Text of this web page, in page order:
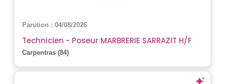
Parution : 04/08/2026
Technicien - Poseur MARBRERIE SARRAZIT H/F
Carpentras (84)